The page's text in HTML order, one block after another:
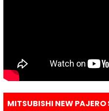
MITSUBISHI NEW PAJERO